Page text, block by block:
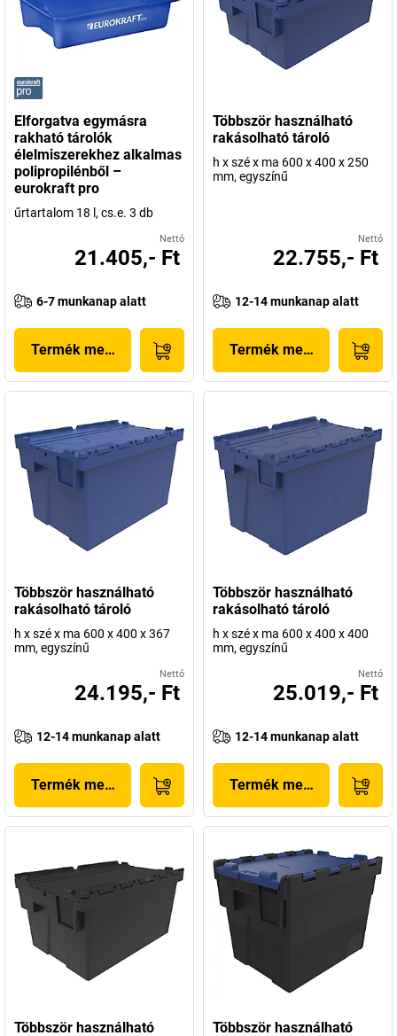
Elforgatva egymásra
rakható tárolók
élelmiszerekhez alkalmas
polipropilénből –
eurokraft pro
űrtartalom 18 l, cs.e. 3 db
Nettó
21.405,- Ft
6-7 munkanap alatt
Termék megjelenítése
Többször használható
rakásolható tároló
h x szé x ma 600 x 400 x 250
mm, egyszínű
Nettó
22.755,- Ft
12-14 munkanap alatt
Termék megjelenítése
Többször használható
rakásolható tároló
h x szé x ma 600 x 400 x 367
mm, egyszínű
Nettó
24.195,- Ft
12-14 munkanap alatt
Termék megjelenítése
Többször használható
rakásolható tároló
h x szé x ma 600 x 400 x 400
mm, egyszínű
Nettó
25.019,- Ft
12-14 munkanap alatt
Termék megjelenítése
Többször használható
Többször használható